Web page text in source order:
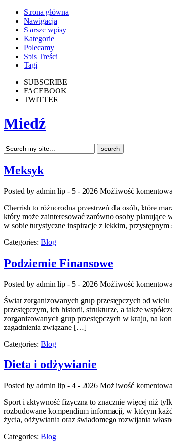
Strona główna
Nawigacja
Starsze wpisy
Kategorie
Polecamy
Spis Treści
Tagi
SUBSCRIBE
FACEBOOK
TWITTER
Miedź
Meksyk
Posted by admin lip - 5 - 2026 Możliwość
Cherrish to różnorodna przestrzeń dla osób, które
który może zainteresować zarówno osoby
w sobie turystyczne inspiracje z lekkim,
Categories: Blog
Podziemie Finansowe
Posted by admin lip - 5 - 2026 Możliwość
Świat zorganizowanych grup przestępczych od
przestępczym, ich historii, strukturze, a także
zorganizowanych grup przestępczych w kraju, na
zagadnienia związane […]
Categories: Blog
Dieta i odżywianie
Posted by admin lip - 4 - 2026 Możliwość
Sport i aktywność fizyczna to znacznie więcej niż
rozbudowane kompendium informacji, w którym
życia, odżywiania oraz świadomego rozwijania
Categories: Blog